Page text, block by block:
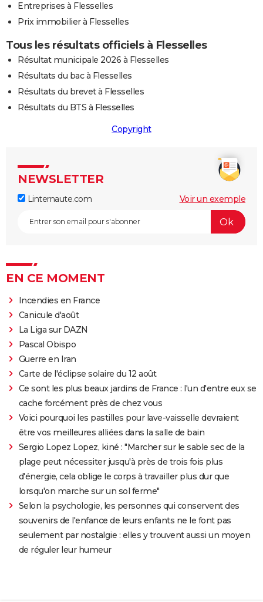
Entreprises à Flesselles
Prix immobilier à Flesselles
Tous les résultats officiels à Flesselles
Résultat municipale 2026 à Flesselles
Résultats du bac à Flesselles
Résultats du brevet à Flesselles
Résultats du BTS à Flesselles
Copyright
NEWSLETTER
Linternaute.com Voir un exemple
EN CE MOMENT
Incendies en France
Canicule d'août
La Liga sur DAZN
Pascal Obispo
Guerre en Iran
Carte de l'éclipse solaire du 12 août
Ce sont les plus beaux jardins de France : l'un d'entre eux se
cache forcément près de chez vous
Voici pourquoi les pastilles pour lave-vaisselle devraient
être vos meilleures alliées dans la salle de bain
Sergio Lopez Lopez, kiné : "Marcher sur le sable sec de la
plage peut nécessiter jusqu'à près de trois fois plus
d'énergie, cela oblige le corps à travailler plus dur que
lorsqu'on marche sur un sol ferme"
Selon la psychologie, les personnes qui conservent des
souvenirs de l'enfance de leurs enfants ne le font pas
seulement par nostalgie : elles y trouvent aussi un moyen
de réguler leur humeur